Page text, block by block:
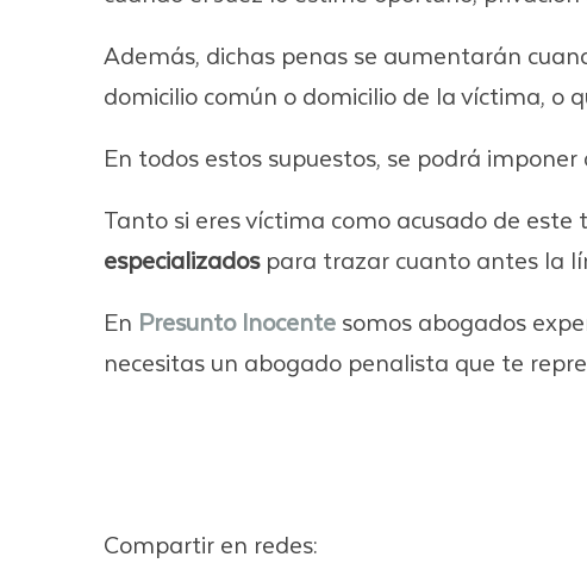
Además, dichas penas se aumentarán
domicilio común o domicilio de la víctima,
En todos estos supuestos, se podrá
Tanto si eres víctima como acusado de este
especializadospara trazar cuanto antes la
En Presunto Inocentesomos abogados
necesitas un abogado penalista que te
Compartir en redes: